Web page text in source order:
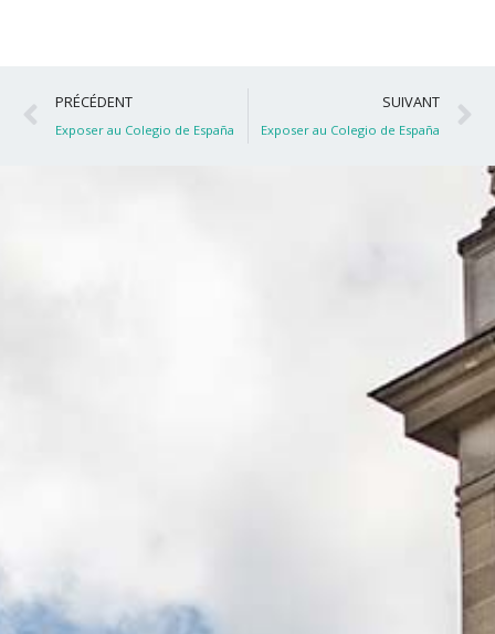
Précédent
PRÉCÉDENT
Exposer au Colegio de España
SUIVANT
Exposer au Colegio de España